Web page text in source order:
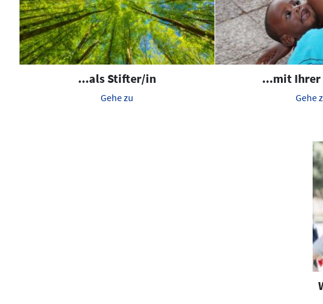
...als Stifter/in
Gehe zu
...mit Ihrer
Gehe